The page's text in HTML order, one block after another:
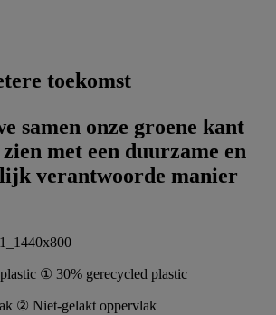
toekomst
samen onze groene kant
met een duurzame en
verantwoorde manier
① 30% gerecycled plastic
② Niet-gelakt oppervlak